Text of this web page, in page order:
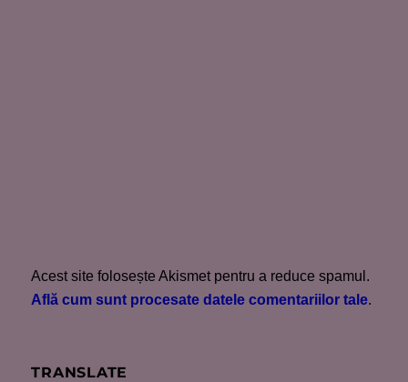
Acest site folosește Akismet pentru a reduce spamul.
Află cum sunt procesate datele comentariilor tale.
TRANSLATE